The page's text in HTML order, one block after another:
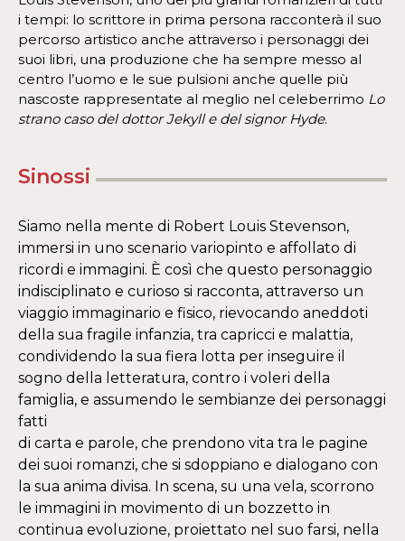
i tempi: lo scrittore in prima persona racconterà il suo
percorso artistico anche attraverso i personaggi dei
suoi libri, una produzione che ha sempre messo al
centro l’uomo e le sue pulsioni anche quelle più
nascoste rappresentate al meglio nel celeberrimo Lo
strano caso del dottor Jekyll e del signor Hyde.
Sinossi
Siamo nella mente di Robert Louis Stevenson,
immersi in uno scenario variopinto e affollato di
ricordi e immagini. È così che questo personaggio
indisciplinato e curioso si racconta, attraverso un
viaggio immaginario e fisico, rievocando aneddoti
della sua fragile infanzia, tra capricci e malattia,
condividendo la sua fiera lotta per inseguire il
sogno della letteratura, contro i voleri della
famiglia, e assumendo le sembianze dei personaggi
fatti
di carta e parole, che prendono vita tra le pagine
dei suoi romanzi, che si sdoppiano e dialogano con
la sua anima divisa. In scena, su una vela, scorrono
le immagini in movimento di un bozzetto in
continua evoluzione, proiettato nel suo farsi, nella